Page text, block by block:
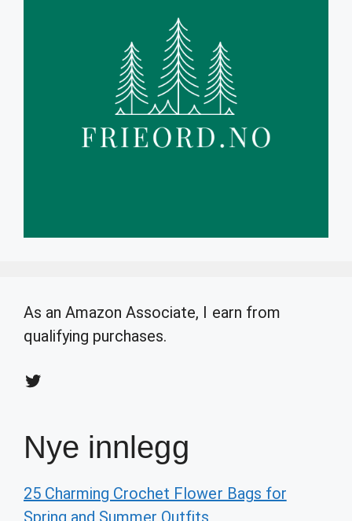
As an Amazon Associate, I earn from
qualifying purchases.
Twitter
Nye innlegg
25 Charming Crochet Flower Bags for
Spring and Summer Outfits